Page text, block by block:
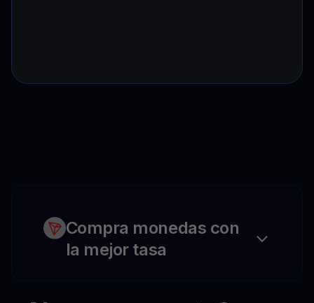
Compra monedas con
la mejor tasa